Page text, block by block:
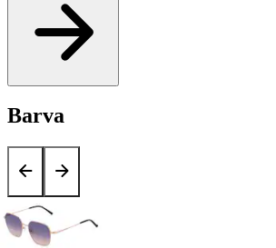
Barva